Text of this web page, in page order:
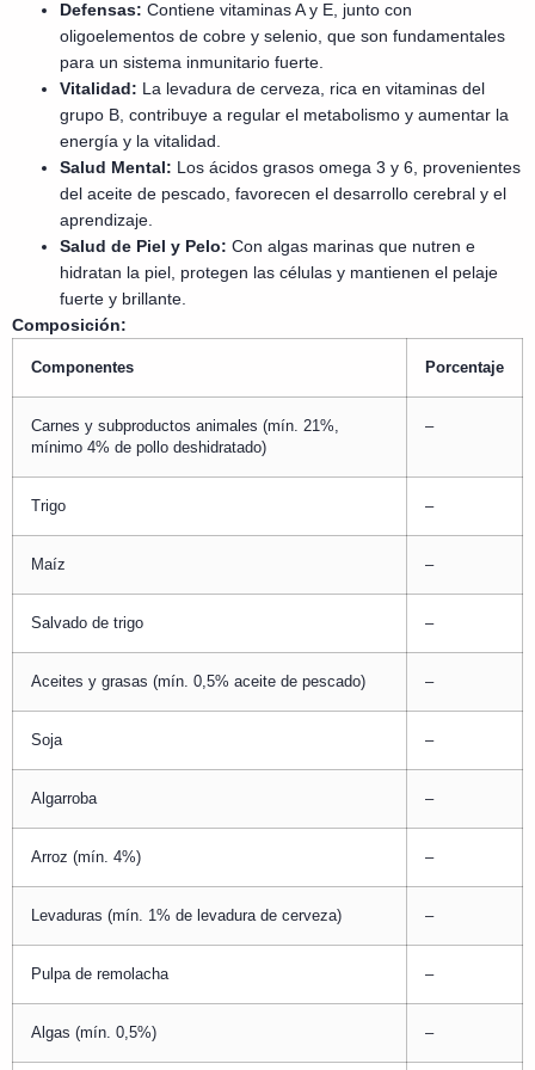
Defensas: Contiene vitaminas A y E, junto con
oligoelementos de cobre y selenio, que son fundamentales
para un sistema inmunitario fuerte.
Vitalidad: La levadura de cerveza, rica en vitaminas del
grupo B, contribuye a regular el metabolismo y aumentar la
energía y la vitalidad.
Salud Mental: Los ácidos grasos omega 3 y 6, provenientes
del aceite de pescado, favorecen el desarrollo cerebral y el
aprendizaje.
Salud de Piel y Pelo: Con algas marinas que nutren e
hidratan la piel, protegen las células y mantienen el pelaje
fuerte y brillante.
Composición:
Componentes Porcentaje
Carnes y subproductos animales (mín. 21%,
mínimo 4% de pollo deshidratado)
–
Trigo –
Maíz –
Salvado de trigo –
Aceites y grasas (mín. 0,5% aceite de pescado) –
Soja –
Algarroba –
Arroz (mín. 4%) –
Levaduras (mín. 1% de levadura de cerveza) –
Pulpa de remolacha –
Algas (mín. 0,5%) –